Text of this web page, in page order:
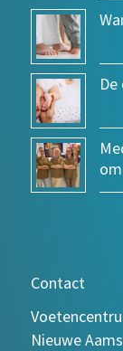
Contact
Nieuwe